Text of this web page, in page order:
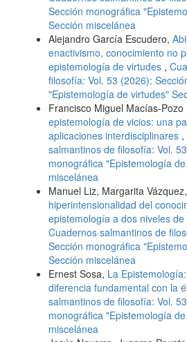
Sección monográfica
Sección miscelánea
Alejandro García Escudero,
enactivismo, conocimiento no
epistemología de virtudes ,
filosofía: Vol. 53 (2026):
"Epistemología de virtudes"
Francisco Miguel Macías-Pozo
epistemología de vicios: una
aplicaciones interdisciplinares ,
salmantinos de filosofía: Vol.
monográfica "Epistemología
miscelánea
Manuel Liz, Margarita Vázquez,
hiperintensionalidad del
epistemología a dos niveles de
Cuadernos salmantinos de
Sección monográfica
Sección miscelánea
Ernest Sosa, La
diferencia fundamental con la
salmantinos de filosofía: Vol.
monográfica "Epistemología
miscelánea